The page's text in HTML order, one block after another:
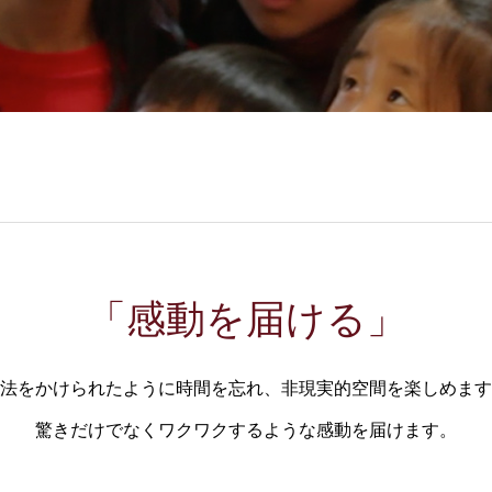
「感動を届ける」
をかけられたように時間を忘れ、非現実的空間を楽しめま
驚きだけでなくワクワクするような感動を届けます。